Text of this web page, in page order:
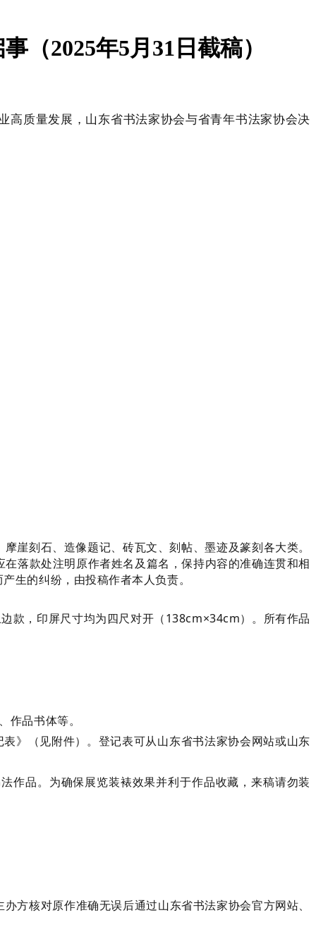
（2025年5月31日截稿）
高质量发展，山东省书法家协会与省青年书法家协会决
崖刻石、造像题记、砖瓦文、刻帖、墨迹及篆刻各大类。
落款处注明原作者姓名及篇名，保持内容的准确连贯和相
生的纠纷，由投稿作者本人负责。
款，印屏尺寸均为四尺对开（138cm×34cm）。所有作品
作品书体等。
》（见附件）。登记表可从山东省书法家协会网站或山东
作品。为确保展览装裱效果并利于作品收藏，来稿请勿装
方核对原作准确无误后通过山东省书法家协会官方网站、